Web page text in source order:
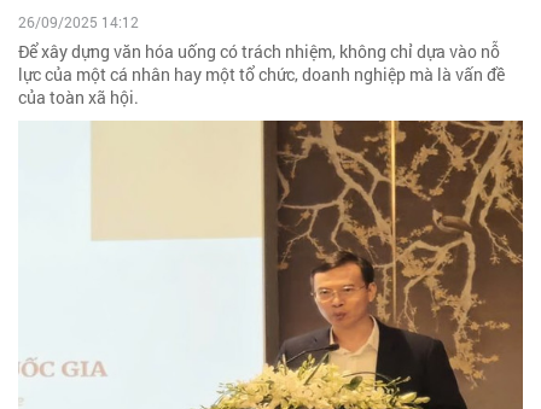
26/09/2025 14:12
Để xây dựng văn hóa uống có trách nhiệm, không chỉ dựa vào nỗ
lực của một cá nhân hay một tổ chức, doanh nghiệp mà là vấn đề
của toàn xã hội.